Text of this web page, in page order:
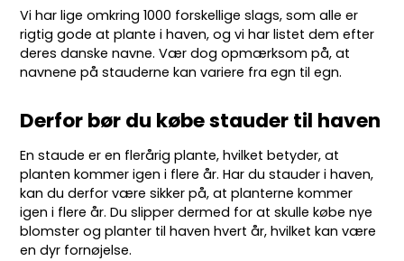
Vi har lige omkring 1000 forskellige slags, som alle er
rigtig gode at plante i haven, og vi har listet dem efter
deres danske navne. Vær dog opmærksom på, at
navnene på stauderne kan variere fra egn til egn.
Derfor bør du købe stauder til haven
En staude er en flerårig plante, hvilket betyder, at
planten kommer igen i flere år. Har du stauder i haven,
kan du derfor være sikker på, at planterne kommer
igen i flere år. Du slipper dermed for at skulle købe nye
blomster og planter til haven hvert år, hvilket kan være
en dyr fornøjelse.